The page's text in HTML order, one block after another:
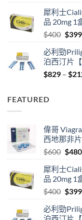
was:
犀利士
品 20mg 1
$400
was:
$399
必利勁
泊西汀片
$829 – $
FEATURED
偉哥
西地那非
$600
was:
$480
犀利士
品 20mg 1
$400
was:
$399
必利勁
泊西汀片